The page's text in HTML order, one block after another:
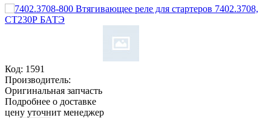
Код: 1591
Производитель:
Оригинальная запчасть
Подробнее о доставке
цену уточнит менеджер